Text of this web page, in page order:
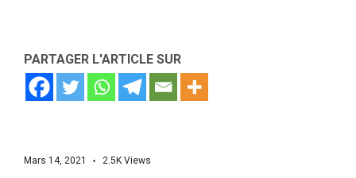
PARTAGER L'ARTICLE SUR
Mars 14, 2021 2.5K Views